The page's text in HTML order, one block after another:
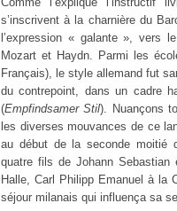
s’inscrivent à la charnière du
l’expression « galante », vers
Mozart et Haydn. Parmi les
Français), le style allemand fut
du contrepoint, dans un cadre
(Empfindsamer Stil). Nuançons
les diverses mouvances de ce
au début de la seconde moitié
quatre fils de Johann Sebastian
Halle, Carl Philipp Emanuel à la
séjour milanais qui influença sa